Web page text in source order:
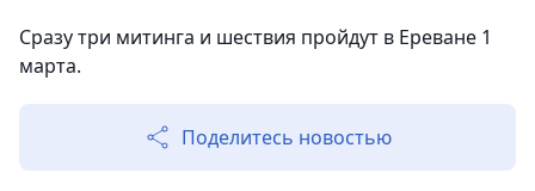
Сразу три митинга и шествия пройдут в Ереване 1
марта.
Поделитесь новостью